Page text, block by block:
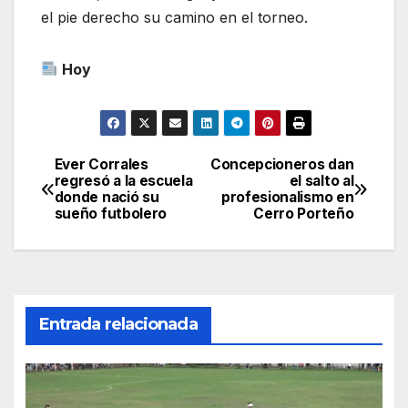
el pie derecho su camino en el torneo.
Hoy
Navegación
de
entradas
Concepcioneros dan
el salto al
profesionalismo en
Cerro Porteño
Ever Corrales
regresó a la escuela
donde nació su
sueño futbolero
Entrada relacionada